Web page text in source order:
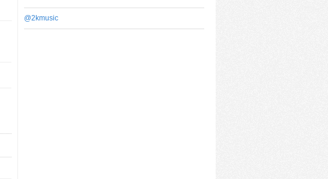
@2kmusic